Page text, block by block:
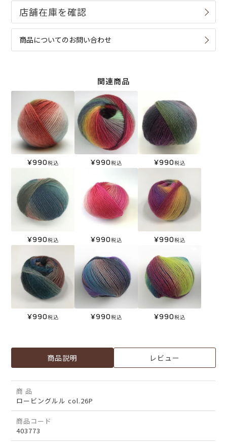
商品についてのお問い合わせ
関連商品
¥990税込 ¥990税込 ¥990税込
¥990税込 ¥990税込 ¥990税込
¥990税込 ¥990税込 ¥990税込
商品説明 レビュー
商 品
ロービングルル col.26P
商品コード
403773